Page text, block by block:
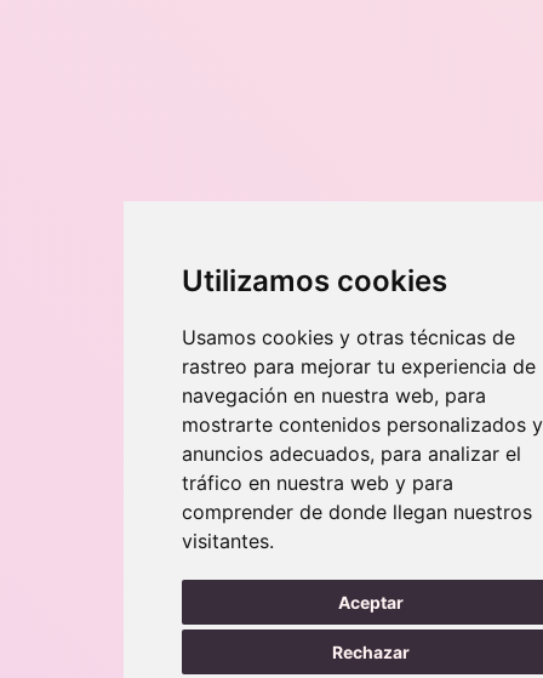
Utilizamos cookies
Usamos cookies y otras técnicas de
rastreo para mejorar tu experiencia de
navegación en nuestra web, para
mostrarte contenidos personalizados y
anuncios adecuados, para analizar el
tráfico en nuestra web y para
comprender de donde llegan nuestros
visitantes.
Aceptar
Rechazar